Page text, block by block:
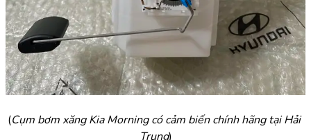
(Cụm bơm xăng Kia Morning có cảm biến chính hãng tại Hải
Trung)